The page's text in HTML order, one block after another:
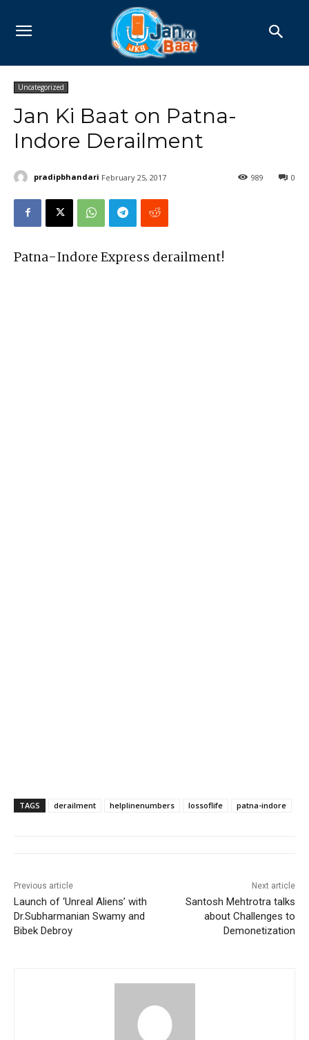
Uncategorized
Jan Ki Baat on Patna-
Indore Derailment
pradipbhandari February 25, 2017 0
989
Patna-Indore Express derailment!
TAGS derailment helplinenumbers lossoflife patna-indore
Previous article
Launch of ‘Unreal Aliens’ with
Dr.Subharmanian Swamy and
Bibek Debroy
Next article
Santosh Mehtrotra talks
about Challenges to
Demonetization